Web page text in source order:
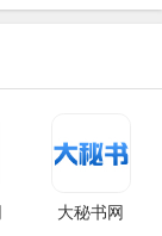
大秘书网